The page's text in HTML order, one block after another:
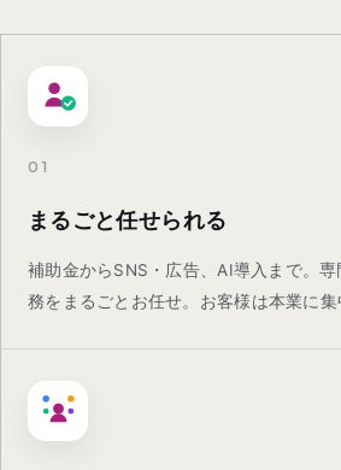
01
まるごと任せられる
補助金からSNS・広告、AI導入まで。
務をまるごとお任せ。お客様は本業に集